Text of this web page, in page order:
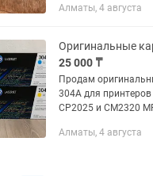
Печатает быстро и
Алматы, 4 августа
25 000 ₸
Продам
304A для
CP2025 и CM2320
(CC531A) Yellow
Алматы, 4 августа